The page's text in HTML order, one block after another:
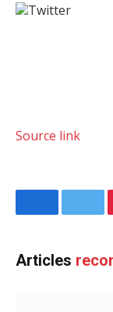
Twitter
Source link
Facebook
Articles